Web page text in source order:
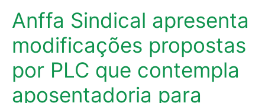
Anffa Sindical apresenta
modificações propostas
por PLC que contempla
aposentadoria para